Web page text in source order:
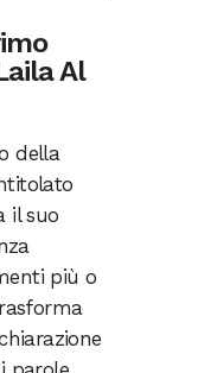
Al
della
il suo
più o